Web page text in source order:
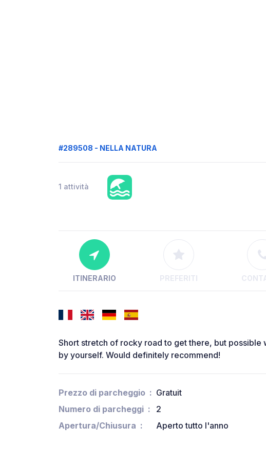
#289508 - NELLA NATURA
1 attività
ITINERARIO PREFERITI
Short stretch of rocky road to get there, but possible
by yourself. Would definitely recommend!
Prezzo di parcheggio
Gratuit
Numero di parcheggi
2
Apertura/Chiusura
Aperto tutto l'anno